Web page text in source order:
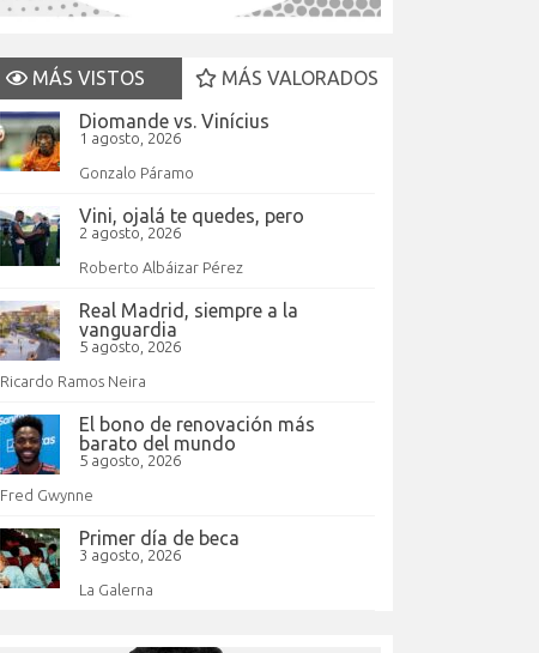
MÁS VISTOS
MÁS VALORADOS
Diomande vs. Vinícius
1 agosto, 2026
Gonzalo Páramo
Vini, ojalá te quedes, pero
2 agosto, 2026
Roberto Albáizar Pérez
Real Madrid, siempre a la
vanguardia
5 agosto, 2026
Ricardo Ramos Neira
El bono de renovación más
barato del mundo
5 agosto, 2026
Fred Gwynne
Primer día de beca
3 agosto, 2026
La Galerna